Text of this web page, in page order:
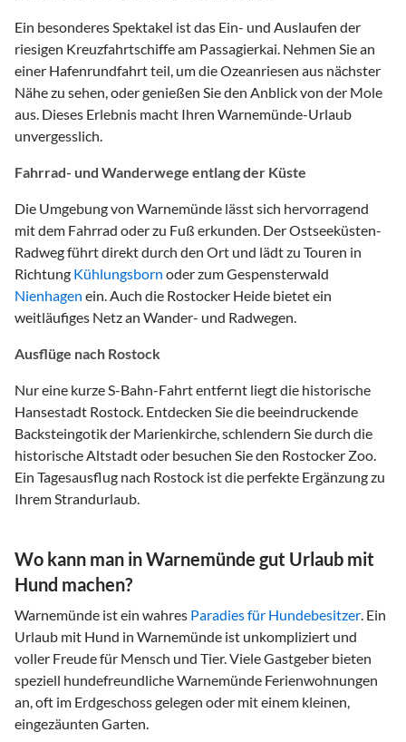
Ein besonderes Spektakel ist das Ein- und Auslaufen der
riesigen Kreuzfahrtschiffe am Passagierkai. Nehmen Sie an
einer Hafenrundfahrt teil, um die Ozeanriesen aus nächster
Nähe zu sehen, oder genießen Sie den Anblick von der Mole
aus. Dieses Erlebnis macht Ihren Warnemünde-Urlaub
unvergesslich.
Fahrrad- und Wanderwege entlang der Küste
Die Umgebung von Warnemünde lässt sich hervorragend
mit dem Fahrrad oder zu Fuß erkunden. Der Ostseeküsten-
Radweg führt direkt durch den Ort und lädt zu Touren in
Richtung Kühlungsborn oder zum Gespensterwald
Nienhagen ein. Auch die Rostocker Heide bietet ein
weitläufiges Netz an Wander- und Radwegen.
Ausflüge nach Rostock
Nur eine kurze S-Bahn-Fahrt entfernt liegt die historische
Hansestadt Rostock. Entdecken Sie die beeindruckende
Backsteingotik der Marienkirche, schlendern Sie durch die
historische Altstadt oder besuchen Sie den Rostocker Zoo.
Ein Tagesausflug nach Rostock ist die perfekte Ergänzung zu
Ihrem Strandurlaub.
Wo kann man in Warnemünde gut Urlaub mit
Hund machen?
Warnemünde ist ein wahres Paradies für Hundebesitzer . Ein
Urlaub mit Hund in Warnemünde ist unkompliziert und
voller Freude für Mensch und Tier. Viele Gastgeber bieten
speziell hundefreundliche Warnemünde Ferienwohnungen
an, oft im Erdgeschoss gelegen oder mit einem kleinen,
eingezäunten Garten.